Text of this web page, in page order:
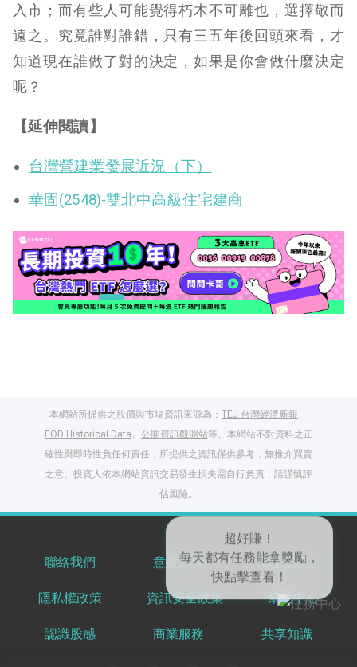
入市；而有些人可能覺得朽木不可雕也，選擇敬而
遠之。究竟誰對誰錯，只有三五年後回頭來看，才
知道現在誰做了對的決定，如果是你會做什麼決定
呢？
【延伸閱讀】
台灣營建業發展近況（下）
華固(2548)-雙北中高級住宅建商
本網站所提供之股價與市場資訊來源為： TEJ 台灣經濟新報
EOD Historical Data
公開資訊觀測站等。本網站不對資料之正
確性與即時性負任何責任，所提供之資訊僅供參考，無推介買賣
之意。投資人依本網站資訊交易發生損失需自行負責，請謹慎評
估風險。
聯絡我們 意見反饋 服務條款
隱私權政策 資訊安全政策 幫助中心
認識股感 商業服務 共享知識
任一文章
出國就缺這咖？股